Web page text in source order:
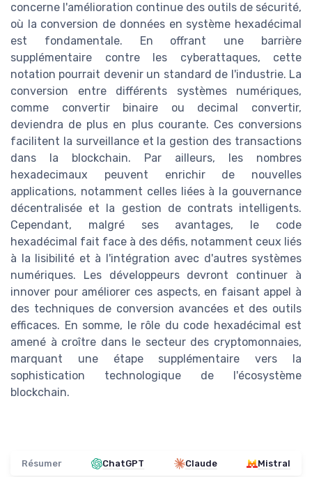
concerne l'amélioration continue des outils de sécurité,
où la conversion de données en système hexadécimal
est fondamentale. En offrant une barrière
supplémentaire contre les cyberattaques, cette
notation pourrait devenir un standard de l'industrie. La
conversion entre différents systèmes numériques,
comme convertir binaire ou decimal convertir,
deviendra de plus en plus courante. Ces conversions
facilitent la surveillance et la gestion des transactions
dans la blockchain. Par ailleurs, les nombres
hexadecimaux peuvent enrichir de nouvelles
applications, notamment celles liées à la gouvernance
décentralisée et la gestion de contrats intelligents.
Cependant, malgré ses avantages, le code
hexadécimal fait face à des défis, notamment ceux liés
à la lisibilité et à l'intégration avec d'autres systèmes
numériques. Les développeurs devront continuer à
innover pour améliorer ces aspects, en faisant appel à
des techniques de conversion avancées et des outils
efficaces. En somme, le rôle du code hexadécimal est
amené à croître dans le secteur des cryptomonnaies,
marquant une étape supplémentaire vers la
sophistication technologique de l'écosystème
blockchain.
Résumer ChatGPT Claude Mistral